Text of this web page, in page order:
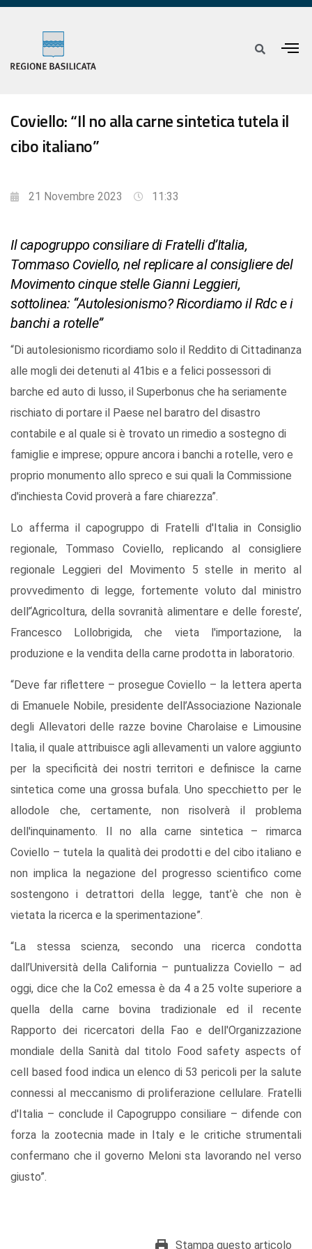
Coviello: “Il no alla carne sintetica tutela il
cibo italiano”
21 Novembre 2023 11:33
Il capogruppo consiliare di Fratelli d’Italia,
Tommaso Coviello, nel replicare al consigliere del
Movimento cinque stelle Gianni Leggieri,
sottolinea: “Autolesionismo? Ricordiamo il Rdc e i
banchi a rotelle”
“Di autolesionismo ricordiamo solo il Reddito di Cittadinanza
alle mogli dei detenuti al 41bis e a felici possessori di
barche ed auto di lusso, il Superbonus che ha seriamente
rischiato di portare il Paese nel baratro del disastro
contabile e al quale si è trovato un rimedio a sostegno di
famiglie e imprese; oppure ancora i banchi a rotelle, vero e
proprio monumento allo spreco e sui quali la Commissione
d'inchiesta Covid proverà a fare chiarezza”.
Lo afferma il capogruppo di Fratelli d'Italia in Consiglio
regionale, Tommaso Coviello, replicando al consigliere
regionale Leggieri del Movimento 5 stelle in merito al
provvedimento di legge, fortemente voluto dal ministro
dell’‘Agricoltura, della sovranità alimentare e delle foreste’,
Francesco Lollobrigida, che vieta l'importazione, la
produzione e la vendita della carne prodotta in laboratorio.
“Deve far riflettere – prosegue Coviello – la lettera aperta
di Emanuele Nobile, presidente dell’Associazione Nazionale
degli Allevatori delle razze bovine Charolaise e Limousine
Italia, il quale attribuisce agli allevamenti un valore aggiunto
per la specificità dei nostri territori e definisce la carne
sintetica come una grossa bufala. Uno specchietto per le
allodole che, certamente, non risolverà il problema
dell'inquinamento. Il no alla carne sintetica – rimarca
Coviello – tutela la qualità dei prodotti e del cibo italiano e
non implica la negazione del progresso scientifico come
sostengono i detrattori della legge, tant’è che non è
vietata la ricerca e la sperimentazione”.
“La stessa scienza, secondo una ricerca condotta
dall’Università della California – puntualizza Coviello – ad
oggi, dice che la Co2 emessa è da 4 a 25 volte superiore a
quella della carne bovina tradizionale ed il recente
Rapporto dei ricercatori della Fao e dell'Organizzazione
mondiale della Sanità dal titolo Food safety aspects of
cell based food indica un elenco di 53 pericoli per la salute
connessi al meccanismo di proliferazione cellulare. Fratelli
d'Italia – conclude il Capogruppo consiliare – difende con
forza la zootecnia made in Italy e le critiche strumentali
confermano che il governo Meloni sta lavorando nel verso
giusto”.
Stampa questo articolo